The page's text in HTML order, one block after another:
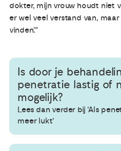
dokter, mijn vrouw houdt niet
er wel veel verstand van,
vinden'."
Is door je
penetratie lastig of
mogelijk?
Lees dan verder bij 'Als
meer lukt'